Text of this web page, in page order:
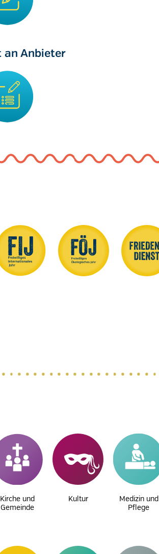
an Anbieter
Kirche und
Gemeinde
Kultur
Medizin und
Pflege